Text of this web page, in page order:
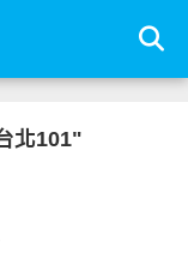
北101"